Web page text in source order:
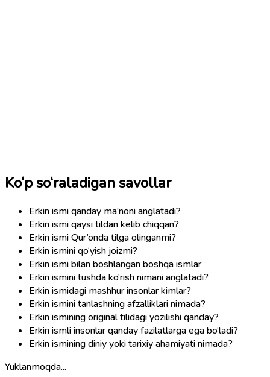
Ko‘p so‘raladigan savollar
Erkin ismi qanday ma’noni anglatadi?
Erkin ismi qaysi tildan kelib chiqqan?
Erkin ismi Qur’onda tilga olinganmi?
Erkin ismini qo‘yish joizmi?
Erkin ismi bilan boshlangan boshqa ismlar
Erkin ismini tushda ko‘rish nimani anglatadi?
Erkin ismidagi mashhur insonlar kimlar?
Erkin ismini tanlashning afzalliklari nimada?
Erkin ismining original tilidagi yozilishi qanday?
Erkin ismli insonlar qanday fazilatlarga ega bo‘ladi?
Erkin ismining diniy yoki tarixiy ahamiyati nimada?
Yuklanmoqda...